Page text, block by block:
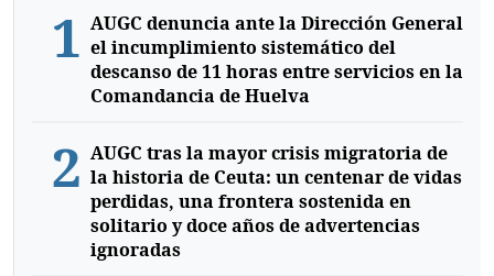
1 AUGC denuncia ante la Dirección General
el incumplimiento sistemático del
descanso de 11 horas entre servicios en la
Comandancia de Huelva
2 AUGC tras la mayor crisis migratoria de
la historia de Ceuta: un centenar de vidas
perdidas, una frontera sostenida en
solitario y doce años de advertencias
ignoradas